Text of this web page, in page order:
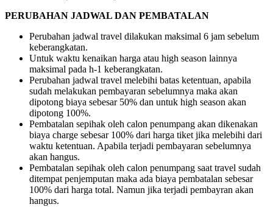
PERUBAHAN JADWAL DAN PEMBATALAN
Perubahan jadwal travel dilakukan maksimal 6 jam sebelum
keberangkatan.
Untuk waktu kenaikan harga atau high season lainnya
maksimal pada h-1 keberangkatan.
Perubahan jadwal travel melebihi batas ketentuan, apabila
sudah melakukan pembayaran sebelumnya maka akan
dipotong biaya sebesar 50% dan untuk high season akan
dipotong 100%.
Pembatalan sepihak oleh calon penumpang akan dikenakan
biaya charge sebesar 100% dari harga tiket jika melebihi dari
waktu ketentuan. Apabila terjadi pembayaran sebelumnya
akan hangus.
Pembatalan sepihak oleh calon penumpang saat travel sudah
ditempat penjemputan maka ada biaya pembatalan sebesar
100% dari harga total. Namun jika terjadi pembayran akan
hangus.